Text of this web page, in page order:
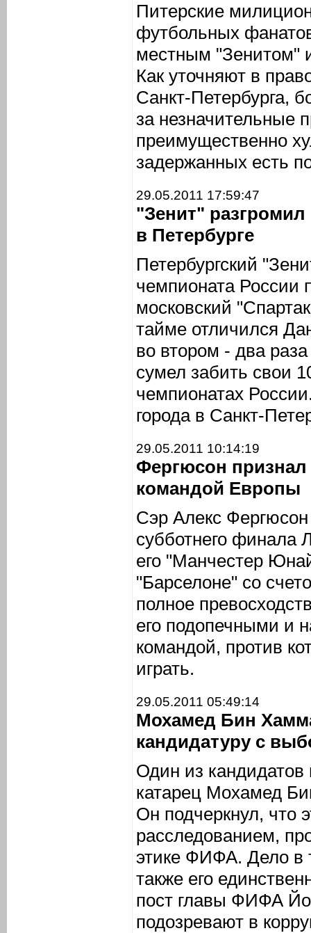
Питерские
футбольных
местным "Зенитом"
Как уточняют в
Санкт-Петербурга,
за незначительные
преимущественно
задержанных есть
29.05.2011 17:59:47
"Зенит"
в Петербурге
Петербургский
чемпионата России
московский
тайме отличился
во втором - два
сумел забить свои
чемпионатах
города в Санкт-
29.05.2011 10:14:19
Фергюсон
командой Европы
Сэр Алекс
субботнего финала
его "Манчестер
"Барселоне" со
полное
его подопечными и
командой, против
играть.
29.05.2011 05:49:14
Мохамед Бин
кандидатуру с
Один из
катарец Мохамед
Он подчеркнул, что
расследованием,
этике ФИФА. Дело в
также его
пост главы ФИФА
подозревают в